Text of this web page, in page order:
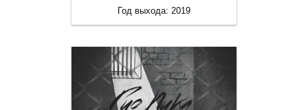
Год выхода: 2019